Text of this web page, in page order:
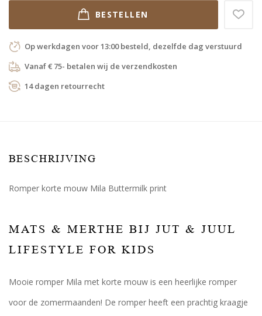
BESTELLEN
Op werkdagen voor 13:00 besteld, dezelfde dag verstuurd
Vanaf € 75- betalen wij de verzendkosten
14 dagen retourrecht
BESCHRIJVING
Romper korte mouw Mila Buttermilk print
MATS & MERTHE BIJ JUT & JUUL
LIFESTYLE FOR KIDS
Mooie romper Mila met korte mouw is een heerlijke romper
voor de zomermaanden! De romper heeft een prachtig kraagje